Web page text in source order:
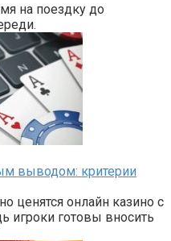
на поездку до
выводом: критерии
ценятся онлайн казино с
готовы вносить